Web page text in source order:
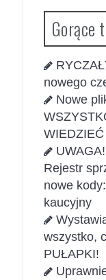
Gorące
nowego
Nowe
WIEDZIEĆ
Rejestr
nowe
kaucyjny
wszystko,
PUŁAPKI!